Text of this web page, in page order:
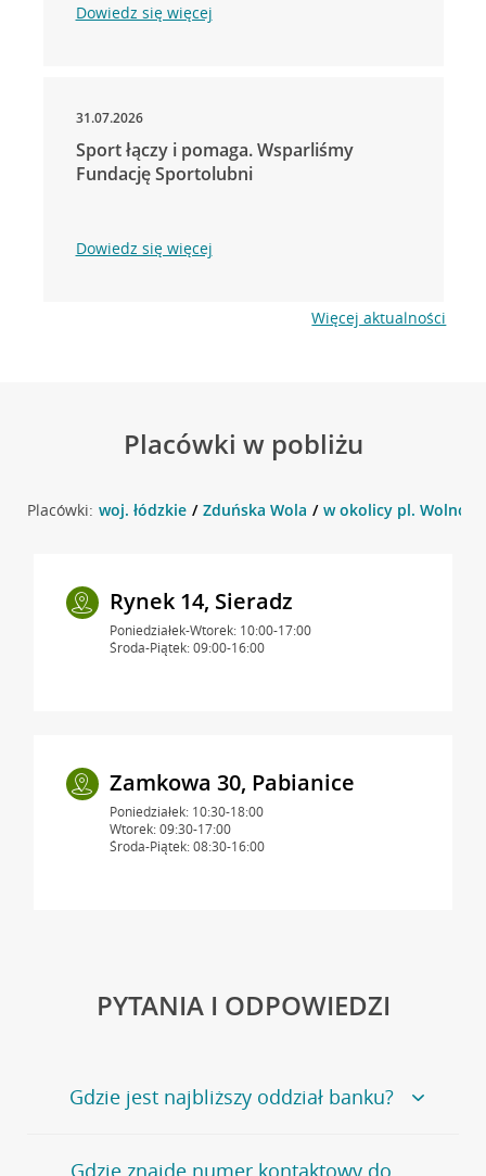
Dowiedz się więcej
31.07.2026
Sport łączy i pomaga. Wsparliśmy
Fundację Sportolubni
Dowiedz się więcej
Więcej aktualności
Placówki w pobliżu
Placówki: woj. łódzkie Zduńska Wola w okolicy pl.
Rynek 14, Sieradz
Poniedziałek-Wtorek: 10:00-17:00
Środa-Piątek: 09:00-16:00
Zamkowa 30, Pabianice
Poniedziałek: 10:30-18:00
Wtorek: 09:30-17:00
Środa-Piątek: 08:30-16:00
PYTANIA I ODPOWIEDZI
Gdzie jest najbliższy oddział banku?
Jeśli szukasz oddziału naszego banku, zapraszamy na
Gdzie znajdę numer kontaktowy do